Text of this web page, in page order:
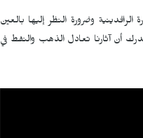
وضرورة النظر إليها بالعين
أن آثارنا تعادل الذهب والنفط في